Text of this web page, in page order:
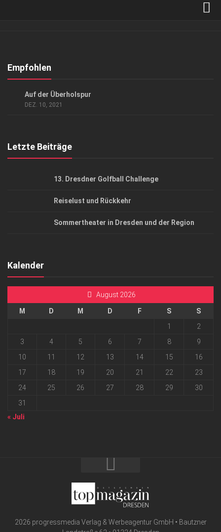
Kontakt, Impressum
Empfohlen
Auf der Überholspur
DEZ. 10, 2021
Letzte Beiträge
13. Dresdner Golfball Challenge
Reiselust und Rückkehr
Sommertheater in Dresden und der Region
Kalender
August 2026
M D M D F S
S
1
2
3
4 5 6 7 8
9
10
11 12 13 14 15
16
17
18 19 20 21 22
23
24
25 26 27 28 29
30
31
« Juli
2026 progressmedia Verlag & Werbeagentur GmbH • Bautzner